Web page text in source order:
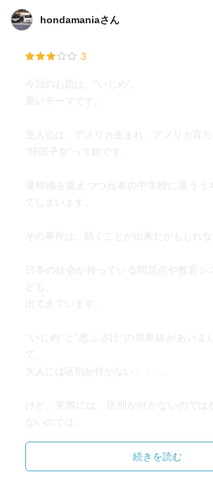
hondamaniaさん
3
今回のお題は、”いじめ”。
重いテーマです。
主人公は、アメリカ生まれ、アメリカ育
”帰国子女”って奴です。
違和感を覚えつつ日本の中学校に通うう
てしまいます。
その事件は、防ぐことが出来たかもしれな
日本の社会が持っている問題点や教育シ
ども、
出てきています。
”いじめ”と”悪ふざけ”の境界線があいま
て、
大人には区別が付かない・・・。
けど、実際には、区別が付かないのでは
ないのでは、
ようは、教師の責任逃れ。
続きを読む